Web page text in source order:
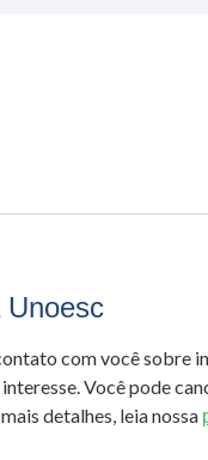
Unoesc
com você sobre
Você pode
detalhes, leia nossa